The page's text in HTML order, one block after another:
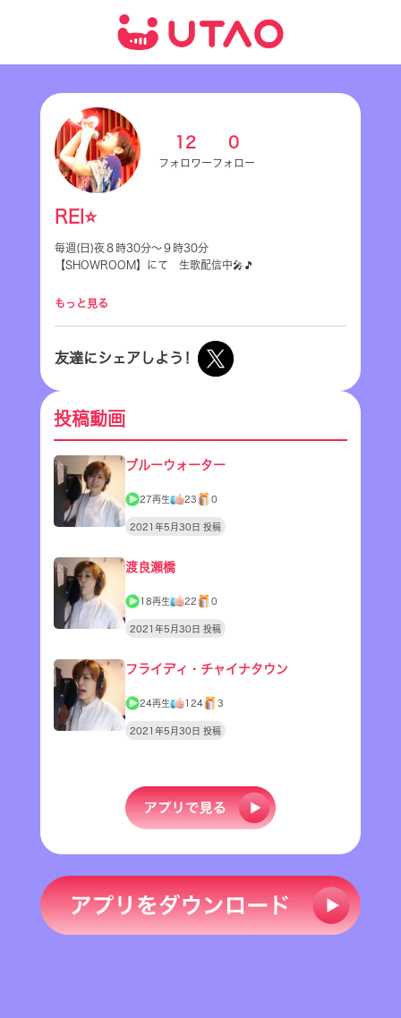
12
フォロワー
0
フォロー
REI⭐
毎週(日)夜８時30分～９時30分
【SHOWROOM】にて 生歌配信中🎤🎵
ぜひ遊びに来てくださいね～😃
Twitterと合わせてフォロー大歓迎です😊♥️
もっと見る
友達にシェアしよう！
投稿動画
ブルーウォーター
27再生 23 0
2021年5月30日 投稿
渡良瀬橋
18再生 22 0
2021年5月30日 投稿
フライディ・チャイナタウン
24再生 124 3
2021年5月30日 投稿